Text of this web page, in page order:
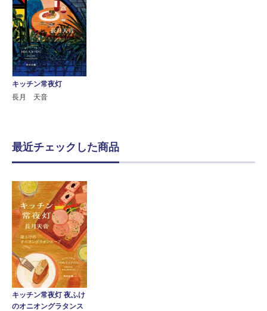
キッチン常夜灯
長月 天音
最近チェックした商品
キッチン常夜灯 夜ふけ
のオニオングラタンス